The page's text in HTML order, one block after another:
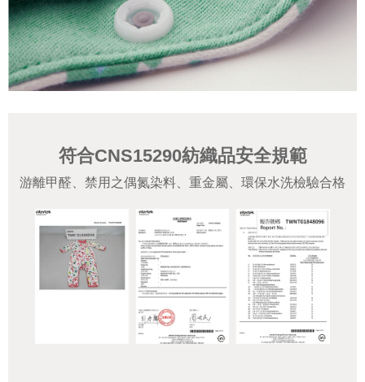
符合CNS15290紡織品安全規範
游離甲醛、禁用之偶氮染料、重金屬、環保水洗檢驗合格